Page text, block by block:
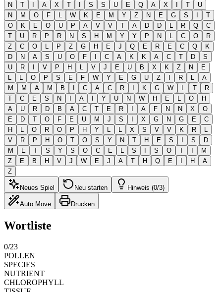
N
T I A X T I S S U E Q A X I T
U
N
M O F L W K E M Y Z N E G S I
T
O
K E O U P A V V T A D D L R Q
C
T
U R P R N S H M Y Y P N L C O
R
Z
C O L P Z G H E J Q E R E C Q
K
D
N A S U O F I C A K K A C T D
S
U
R I V P H L V J E U B X K Z N
E
L
L O P S E F W Y E G U Z I R L
A
M
M A M B I C A C R I K G W L T
R
T
C E S N I A I Y U N W H E L O
H
A
U R D B A C T E R I A F N N X
O
E
D T O F E U M J S I X G N G E
C
H
L O R O P H Y L L X S V V K R
L
V
R P H O T O S Y N T H E S I S
D
M
E T S Y S O C E L S I S O T I
M
Z
E B H V J W E J A T H Q E I H
A
Z
Neues Spiel Neu starten Hinweis (0/3)
Auto Move Drucken
Wortliste
0/23
POLLEN
SPECIES
NUTRIENT
CHLOROPHYLL